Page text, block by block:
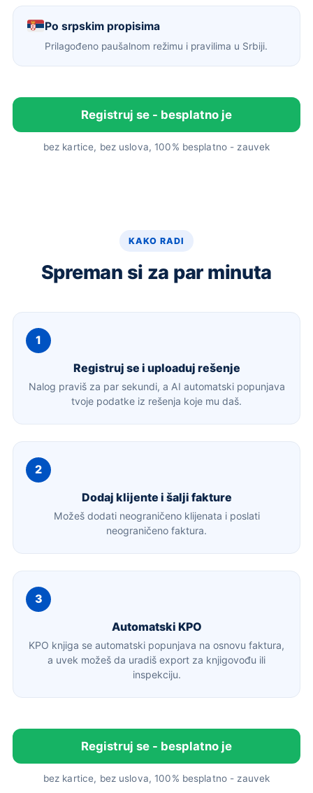
Po srpskim propisima
Prilagođeno paušalnom režimu i pravilima u Srbiji.
Registruj se - besplatno je
bez kartice, bez uslova, 100% besplatno - zauvek
KAKO RADI
Spreman si za par minuta
1
Registruj se i uploaduj rešenje
Nalog praviš za par sekundi, a AI automatski popunjava
tvoje podatke iz rešenja koje mu daš.
2
Dodaj klijente i šalji fakture
Možeš dodati neograničeno klijenata i poslati
neograničeno faktura.
3
Automatski KPO
KPO knjiga se automatski popunjava na osnovu faktura,
a uvek možeš da uradiš export za knjigovođu ili
inspekciju.
Registruj se - besplatno je
bez kartice, bez uslova, 100% besplatno - zauvek